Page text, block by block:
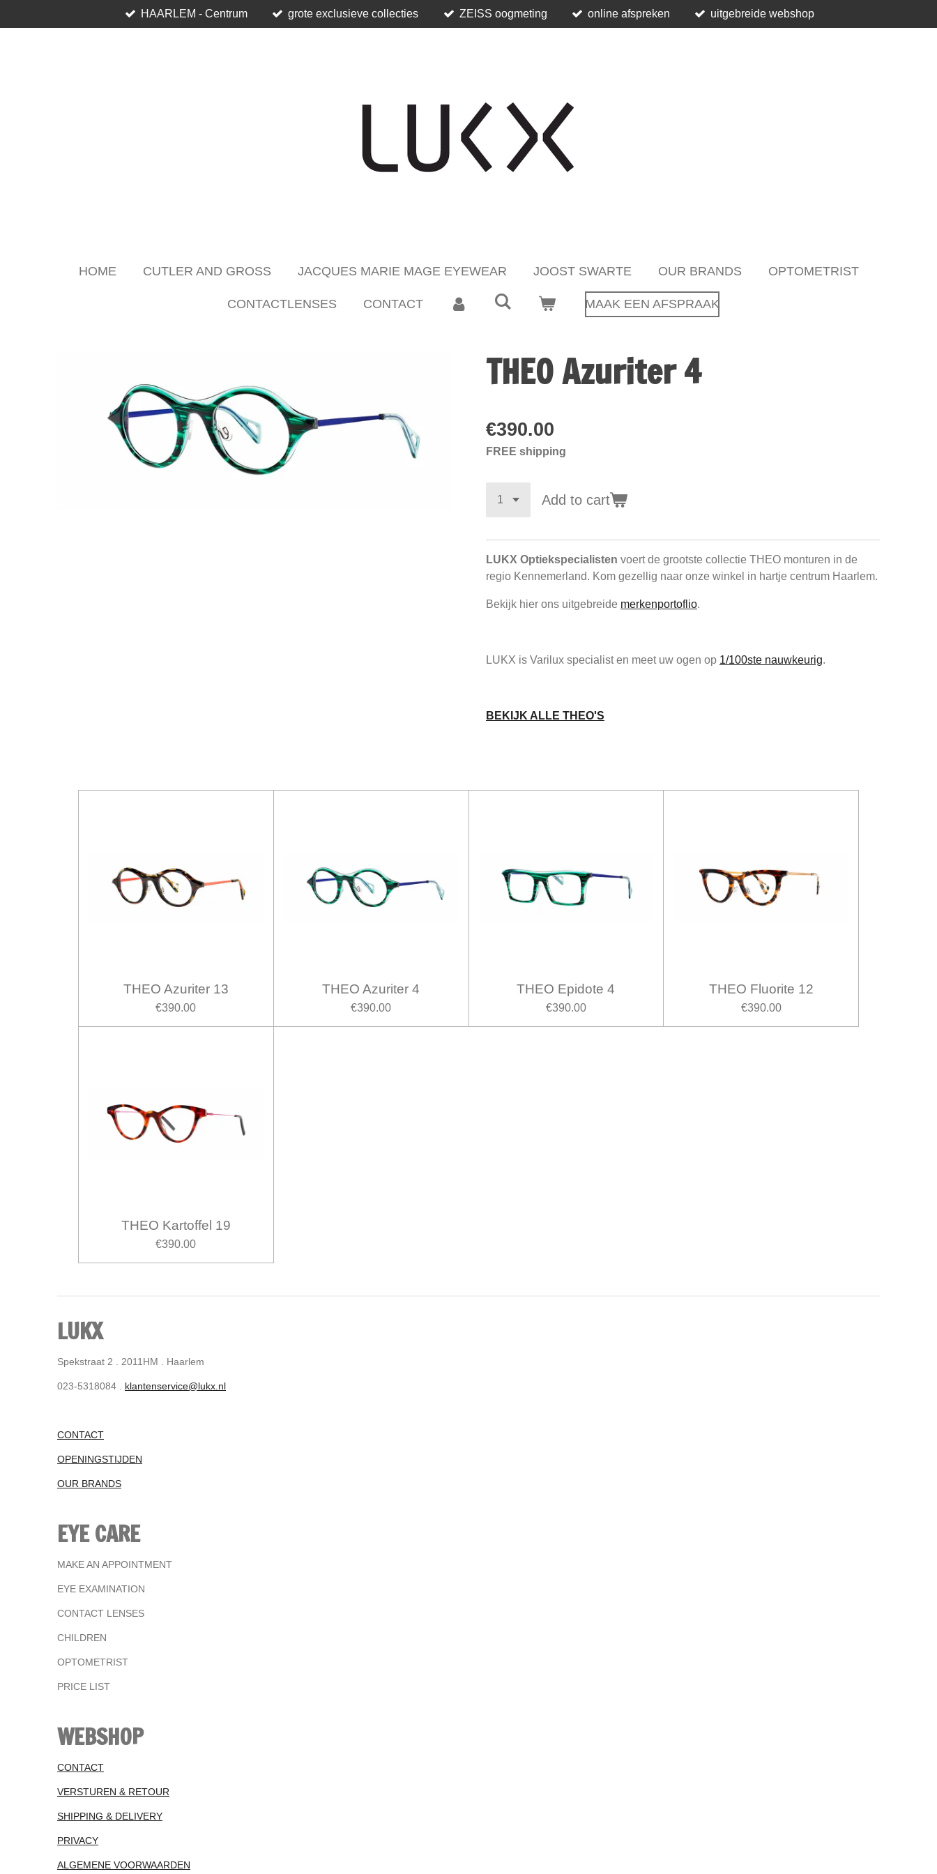
to
HAARLEM - Centrum grote exclusieve collecties ZEISS oogmeting online afspreken uitgebreide webshop
HOME CUTLER AND GROSS JACQUES MARIE MAGE EYEWEAR JOOST SWARTE OUR BRANDS OPTOMETRIST
CONTACTLENSES CONTACT MAAK EEN AFSPRAAK
THEO Azuriter 4
€390.00
FREE shipping
Add to cart
LUKX Optiekspecialisten voert de grootste collectie THEO monturen in de
regio Kennemerland. Kom gezellig naar onze winkel in hartje centrum Haarlem.
Bekijk hier ons uitgebreide merkenportoflio.
LUKX is Varilux specialist en meet uw ogen op 1/100ste nauwkeurig.
BEKIJK ALLE THEO'S
THEO Azuriter 13
€390.00
THEO Azuriter 4
€390.00
THEO Epidote 4
€390.00
THEO Fluorite 12
€390.00
THEO Kartoffel 19
€390.00
LUKX
Spekstraat 2 . 2011HM . Haarlem
023-5318084 . klantenservice@lukx.nl
CONTACT
OPENINGSTIJDEN
OUR BRANDS
EYE CARE
MAKE AN APPOINTMENT
EYE EXAMINATION
CONTACT LENSES
CHILDREN
OPTOMETRIST
PRICE LIST
WEBSHOP
CONTACT
VERSTUREN & RETOUR
SHIPPING & DELIVERY
PRIVACY
ALGEMENE VOORWAARDEN